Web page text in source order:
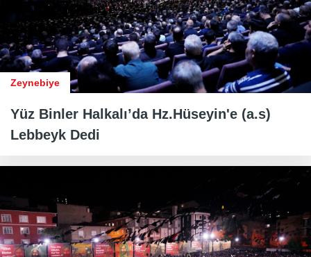
Zeynebiye
Yüz Binler Halkalı’da Hz.Hüseyin'e (a.s)
Lebbeyk Dedi